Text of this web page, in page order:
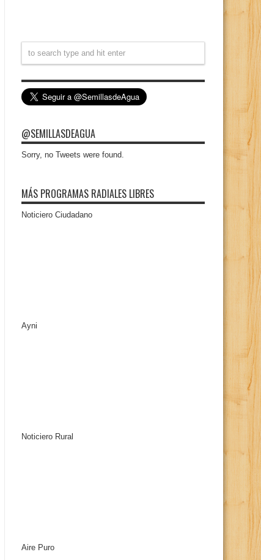
@SEMILLASDEAGUA
Sorry, no Tweets were found.
MÁS PROGRAMAS RADIALES LIBRES
Noticiero Ciudadano
Ayni
Noticiero Rural
Aire Puro